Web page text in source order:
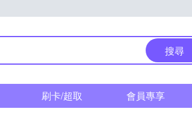
搜尋
刷卡/超取 會員專享